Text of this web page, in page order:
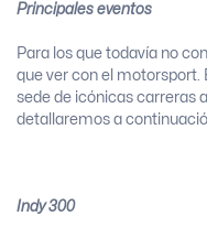
Principales eventos
Para los que todavía no
que ver con el motorsport.
sede de icónicas carreras
detallaremos a
Indy 300